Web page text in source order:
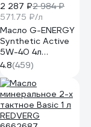
2 287 ₽2 984 ₽
571.75 ₽/л
Масло G-ENERGY
Synthetic Active
5W-40 4л
253142410
4.8(459)